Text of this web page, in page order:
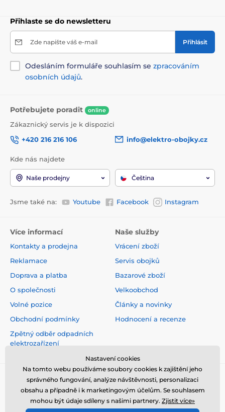
Přihlaste se do newsletteru
Zde napište váš e-mail Přihlásit
Odesláním formuláře souhlasím se zpracováním
osobních údajů.
Potřebujete poradit online
Zákaznický servis je k dispozici
+420 216 216 106
info@elektro-obojky.cz
Kde nás najdete
Naše prodejny Čeština
Jsme také na: Youtube Facebook Instagram
Více informací
Kontakty a prodejna
Reklamace
Doprava a platba
O společnosti
Volné pozice
Obchodní podmínky
Zpětný odběr odpadních
elektrozařízení
Naše služby
Vrácení zboží
Servis obojků
Bazarové zboží
Velkoobchod
Články a novinky
Hodnocení a recenze
Nastavení cookies
Na tomto webu používáme soubory cookies k zajištění jeho
správného fungování, analýze návštěvnosti, personalizaci
obsahu a případně i k marketingovým účelům. Se souhlasem
mohou být údaje sdíleny s našimi partnery. Zjistit více»